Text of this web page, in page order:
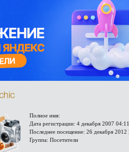
Полное имя:
Дата регистрации: 4 декабря 2007 04:11
Последнее посещение: 26 декабря 2012
Группа: Посетители